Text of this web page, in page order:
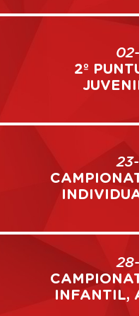
2º
INFANTIL,